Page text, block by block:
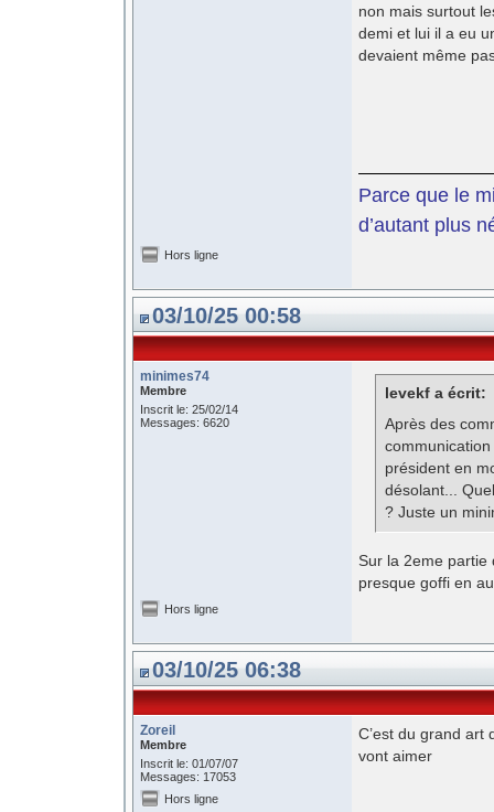
non mais surtout
demi et lui il a eu
devaient même
Parce que le
d’autant plus
Hors ligne
03/10/25 00:58
minimes74
Membre
Inscrit le: 25/02/14
Messages: 6620
levekf a écrit:
Après des
président en
désolant...
? Juste un
Sur la 2eme
presque goffi en
Hors ligne
03/10/25 06:38
Zoreil
Membre
Inscrit le: 01/07/07
Messages: 17053
C’est du grand art
vont aimer
Hors ligne